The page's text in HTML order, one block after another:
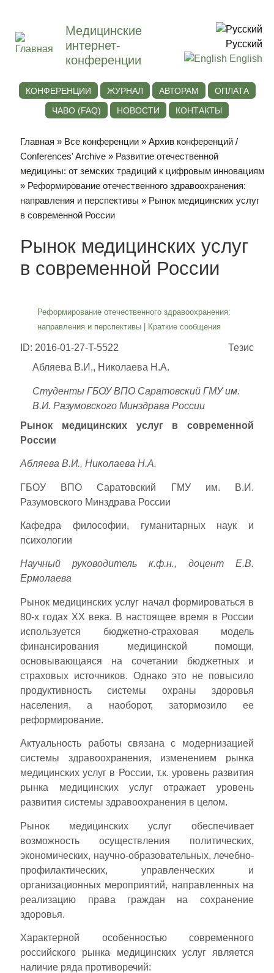
Медицинские
интернет-
конференции
Русский
English
КОНФЕРЕНЦИИ ЖУРНАЛ АВТОРАМ
ОПЛАТА
ЧАВО (FAQ)
НОВОСТИ КОНТАКТЫ
Главная » Все конференции »Архив конференций /
Conferences' Archive » Развитие отечественной
медицины: от земских традиций к цифровым инновациям
» Реформирование отечественного здравоохранения:
направления и перспективы » Рынок медицинских услуг
в современной России
Рынок медицинских услуг
в современной России
Реформирование отечественного здравоохранения:
направления и перспективы
Краткие сообщения
ID: 2016-01-27-T-5522
Тезис
Абляева В.И., Николаева Н.А.
Студенты ГБОУ ВПО Саратовский ГМУ им.
В.И. Разумовского Минздрава России
Рынок медицинских услуг в современной
России
Абляева В.И., Николаева Н.А.
ГБОУ ВПО Саратовский ГМУ им. В.И.
Разумовского Минздрава России
Кафедра философии, гуманитарных наук и
психологии
Научный руководитель к.ф.н., доцент Е.В.
Ермолаева
Рынок медицинских услуг начал формироваться в
80-х годах ХХ века. В настоящее время в России
используется бюджетно-страховая модель
финансирования медицинской помощи,
основывающаяся на сочетании бюджетных и
страховых источников. Однако это не повысило
продуктивность системы охраны здоровья
населения, а наоборот, затормозило ее
реформирование.
Актуальность работы связана с модернизацией
системы здравоохранения, изменением рынка
медицинских услуг в России, т.к. уровень развития
рынка медицинских услуг отражает уровень
развития системы здравоохранения в целом.
Рынок медицинских услуг обеспечивает
возможность осуществления политических,
экономических, научно-образовательных, лечебно-
профилактических, управленческих и
организационных мероприятий, направленных на
реализацию права граждан на сохранение
здоровья.
Характерной особенностью современного
российского рынка медицинских услуг является
наличие ряда противоречий: